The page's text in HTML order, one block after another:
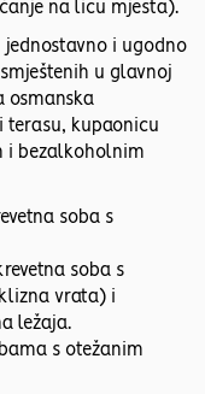
na licu mjesta).
i ugodno
u glavnoj
osmanska
kupaonicu
i bezalkoholnim
soba s
soba s
vrata) i
ležaja.
s otežanim